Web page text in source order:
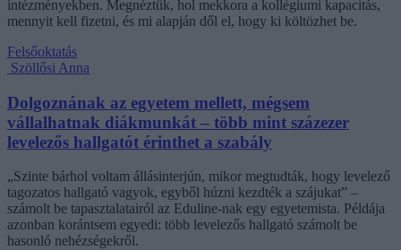
intézményekben. Megnéztük, hol mekkora a kollégiumi kapacitás,
mennyit kell fizetni, és mi alapján dől el, hogy ki költözhet be.
Felsőoktatás
Szöllősi Anna
Dolgoznának az egyetem mellett, mégsem
vállalhatnak diákmunkát – több mint százezer
levelezős hallgatót érinthet a szabály
„Szinte bárhol voltam állásinterjún, mikor megtudták, hogy levelező
tagozatos hallgató vagyok, egyből húzni kezdték a szájukat” –
számolt be tapasztalatairól az Eduline-nak egy egyetemista. Példája
azonban korántsem egyedi: több levelezős hallgató számolt be
hasonló nehézségekről.